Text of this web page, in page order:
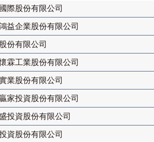
際股份有限公司
益企業股份有限公司
份有限公司
霖工業股份有限公司
業股份有限公司
家投資股份有限公司
投資股份有限公司
資股份有限公司